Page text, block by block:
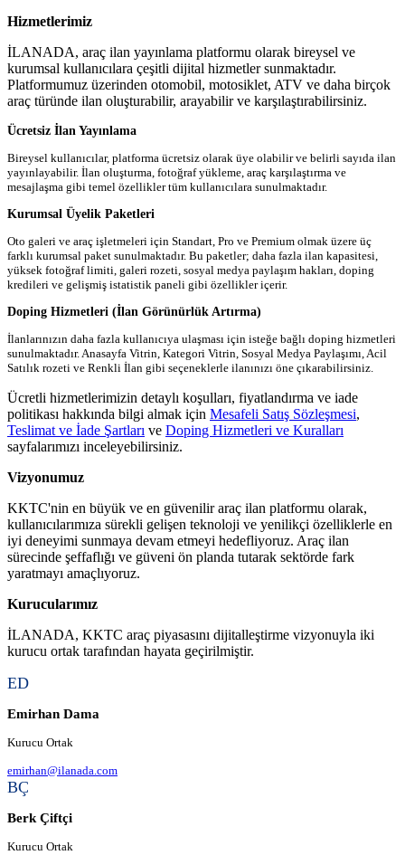
Hizmetlerimiz
İLANADA, araç ilan yayınlama platformu olarak bireysel ve
kurumsal kullanıcılara çeşitli dijital hizmetler sunmaktadır.
Platformumuz üzerinden otomobil, motosiklet, ATV ve daha birçok
araç türünde ilan oluşturabilir, arayabilir ve karşılaştırabilirsiniz.
Ücretsiz İlan Yayınlama
Bireysel kullanıcılar, platforma ücretsiz olarak üye olabilir ve belirli sayıda ilan
yayınlayabilir. İlan oluşturma, fotoğraf yükleme, araç karşılaştırma ve
mesajlaşma gibi temel özellikler tüm kullanıcılara sunulmaktadır.
Kurumsal Üyelik Paketleri
Oto galeri ve araç işletmeleri için Standart, Pro ve Premium olmak üzere üç
farklı kurumsal paket sunulmaktadır. Bu paketler; daha fazla ilan kapasitesi,
yüksek fotoğraf limiti, galeri rozeti, sosyal medya paylaşım hakları, doping
kredileri ve gelişmiş istatistik paneli gibi özellikler içerir.
Doping Hizmetleri (İlan Görünürlük Artırma)
İlanlarınızın daha fazla kullanıcıya ulaşması için isteğe bağlı doping hizmetleri
sunulmaktadır. Anasayfa Vitrin, Kategori Vitrin, Sosyal Medya Paylaşımı, Acil
Satılık rozeti ve Renkli İlan gibi seçeneklerle ilanınızı öne çıkarabilirsiniz.
Ücretli hizmetlerimizin detaylı koşulları, fiyatlandırma ve iade
politikası hakkında bilgi almak için Mesafeli Satış Sözleşmesi,
Teslimat ve İade Şartları ve Doping Hizmetleri ve Kuralları
sayfalarımızı inceleyebilirsiniz.
Vizyonumuz
KKTC'nin en büyük ve en güvenilir araç ilan platformu olarak,
kullanıcılarımıza sürekli gelişen teknoloji ve yenilikçi özelliklerle en
iyi deneyimi sunmaya devam etmeyi hedefliyoruz. Araç ilan
sürecinde şeffaflığı ve güveni ön planda tutarak sektörde fark
yaratmayı amaçlıyoruz.
Kurucularımız
İLANADA, KKTC araç piyasasını dijitalleştirme vizyonuyla iki
kurucu ortak tarafından hayata geçirilmiştir.
ED
Emirhan Dama
Kurucu Ortak
emirhan@ilanada.com
BÇ
Berk Çiftçi
Kurucu Ortak